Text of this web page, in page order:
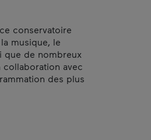
conservatoire
musique, le
que de nombreux
avec
des plus